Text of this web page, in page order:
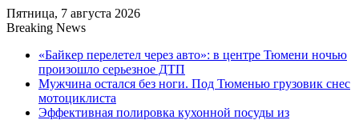
Пятница, 7 августа 2026
Breaking News
«Байкер перелетел через авто»: в центре Тюмени ночью
произошло серьезное ДТП
Мужчина остался без ноги. Под Тюменью грузовик снес
мотоциклиста
Эффективная полировка кухонной посуды из